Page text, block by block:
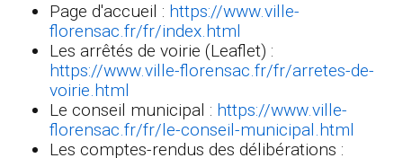
Page d'accueil : https://www.ville-
florensac.fr/fr/index.html
Les arrêtés de voirie (Leaflet) :
https://www.ville-florensac.fr/fr/arretes-de-
voirie.html
Le conseil municipal : https://www.ville-
florensac.fr/fr/le-conseil-municipal.html
Les comptes-rendus des délibérations :